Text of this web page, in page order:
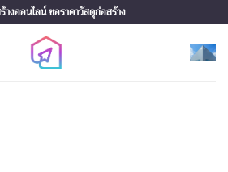
างออนไลน์ ขอราคาวัสดุก่อสร้าง